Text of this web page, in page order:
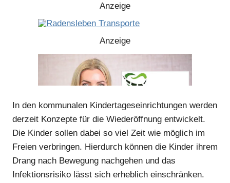
Anzeige
Anzeige
Anzeige
In den kommunalen Kindertageseinrichtungen werden
derzeit Konzepte für die Wiederöffnung entwickelt.
Die Kinder sollen dabei so viel Zeit wie möglich im
Freien verbringen. Hierdurch können die Kinder ihrem
Drang nach Bewegung nachgehen und das
Infektionsrisiko lässt sich erheblich einschränken.